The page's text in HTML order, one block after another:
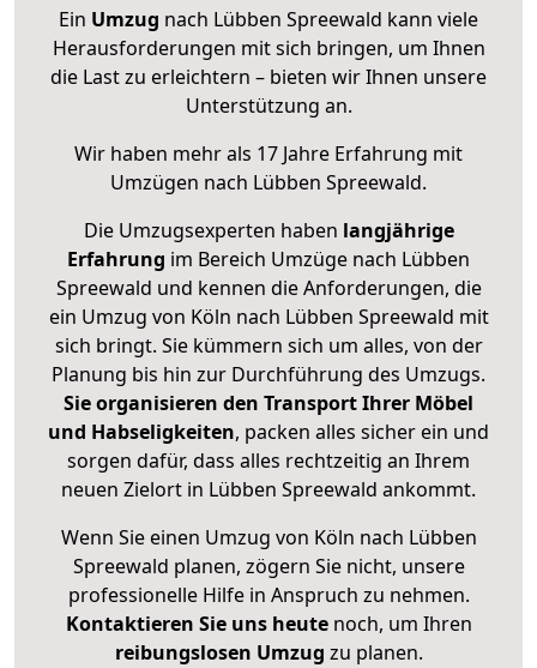
Ein Umzug nach Lübben Spreewald kann viele
Herausforderungen mit sich bringen, um Ihnen
die Last zu erleichtern – bieten wir Ihnen unsere
Unterstützung an.
Wir haben mehr als 17 Jahre Erfahrung mit
Umzügen nach Lübben Spreewald.
Die Umzugsexperten haben langjährige
Erfahrung im Bereich Umzüge nach Lübben
Spreewald und kennen die Anforderungen, die
ein Umzug von Köln nach Lübben Spreewald mit
sich bringt. Sie kümmern sich um alles, von der
Planung bis hin zur Durchführung des Umzugs.
Sie organisieren den Transport Ihrer Möbel
und Habseligkeiten, packen alles sicher ein und
sorgen dafür, dass alles rechtzeitig an Ihrem
neuen Zielort in Lübben Spreewald ankommt.
Wenn Sie einen Umzug von Köln nach Lübben
Spreewald planen, zögern Sie nicht, unsere
professionelle Hilfe in Anspruch zu nehmen.
Kontaktieren Sie uns heutenoch, um Ihren
reibungslosen Umzug zu planen.